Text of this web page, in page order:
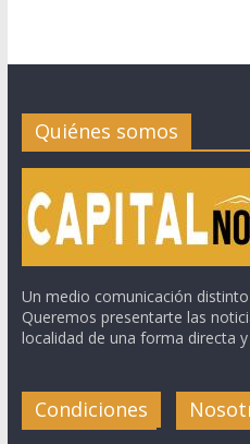
Quiénes somos
Un medio comunicación
Queremos presentarte las
localidad de una forma directa y
Condiciones